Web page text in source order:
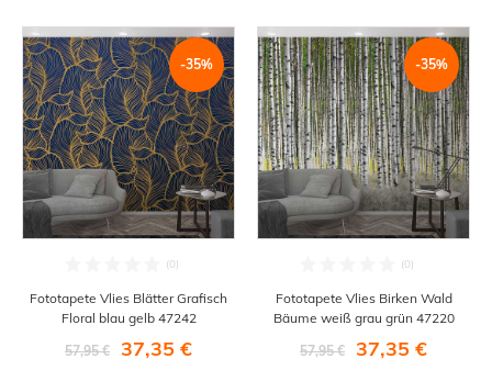
-35%
Fototapete Vlies Blätter Grafisch
Floral blau gelb 47242
57,95 €
37,35 €
-35%
Fototapete Vlies Birken Wald
Bäume weiß grau grün 47220
57,95 €
37,35 €